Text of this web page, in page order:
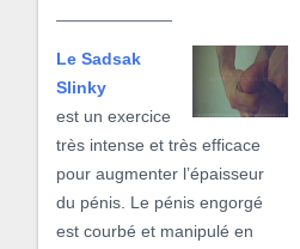
Le Sadsak
Slinky
est un exercice
très intense et très efficace
pour augmenter l’épaisseur
du pénis. Le pénis engorgé
est courbé et manipulé en